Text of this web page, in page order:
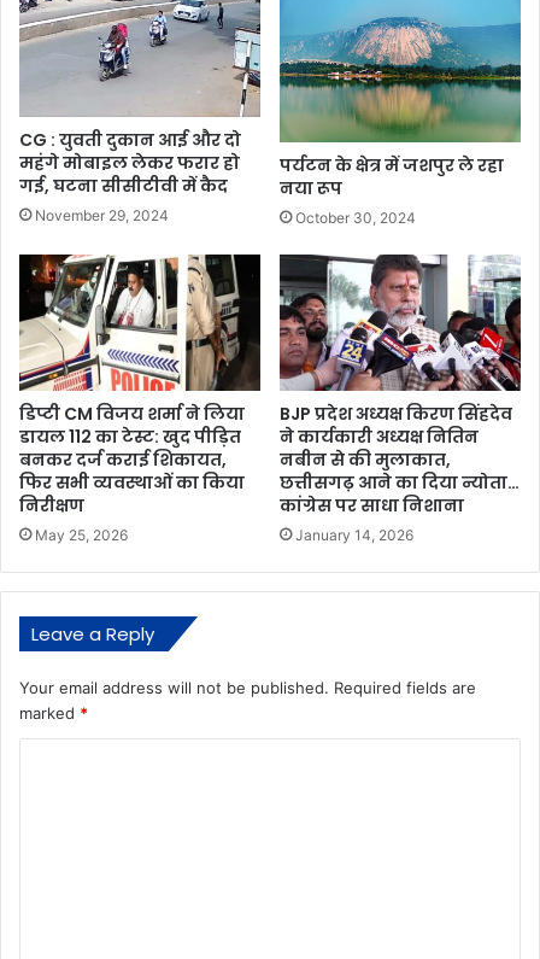
CG : युवती दुकान आई और दो
महंगे मोबाइल लेकर फरार हो
गई, घटना सीसीटीवी में कैद
November 29, 2024
पर्यटन के क्षेत्र में जशपुर ले रहा
नया रूप
October 30, 2024
डिप्टी CM विजय शर्मा ने लिया
डायल 112 का टेस्ट: खुद पीड़ित
बनकर दर्ज कराई शिकायत,
फिर सभी व्यवस्थाओं का किया
निरीक्षण
May 25, 2026
BJP प्रदेश अध्यक्ष किरण सिंहदेव
ने कार्यकारी अध्यक्ष नितिन
नबीन से की मुलाकात,
छत्तीसगढ़ आने का दिया न्योता…
कांग्रेस पर साधा निशाना
January 14, 2026
Leave a Reply
Your email address will not be published. Required fields are
marked *